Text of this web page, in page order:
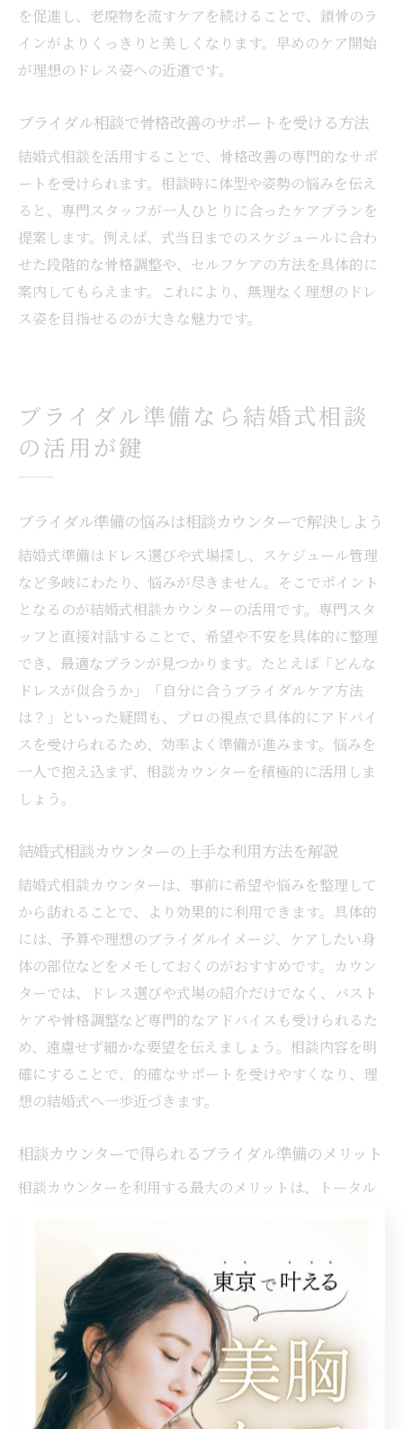
を促進し、老廃物を流すケアを続けることで、鎖骨のラ
インがよりくっきりと美しくなります。早めのケア開始
が理想のドレス姿への近道です。
ブライダル相談で骨格改善のサポートを受ける方法
結婚式相談を活用することで、骨格改善の専門的なサポ
ートを受けられます。相談時に体型や姿勢の悩みを伝え
ると、専門スタッフが一人ひとりに合ったケアプランを
提案します。例えば、式当日までのスケジュールに合わ
せた段階的な骨格調整や、セルフケアの方法を具体的に
案内してもらえます。これにより、無理なく理想のドレ
ス姿を目指せるのが大きな魅力です。
ブライダル準備なら結婚式相談
の活用が鍵
ブライダル準備の悩みは相談カウンターで解決しよう
結婚式準備はドレス選びや式場探し、スケジュール管理
など多岐にわたり、悩みが尽きません。そこでポイント
となるのが結婚式相談カウンターの活用です。専門スタ
ッフと直接対話することで、希望や不安を具体的に整理
でき、最適なプランが見つかります。たとえば「どんな
ドレスが似合うか」「自分に合うブライダルケア方法
は？」といった疑問も、プロの視点で具体的にアドバイ
スを受けられるため、効率よく準備が進みます。悩みを
一人で抱え込まず、相談カウンターを積極的に活用しま
しょう。
結婚式相談カウンターの上手な利用方法を解説
結婚式相談カウンターは、事前に希望や悩みを整理して
から訪れることで、より効果的に利用できます。具体的
には、予算や理想のブライダルイメージ、ケアしたい身
体の部位などをメモしておくのがおすすめです。カウン
ターでは、ドレス選びや式場の紹介だけでなく、バスト
ケアや骨格調整など専門的なアドバイスも受けられるた
め、遠慮せず細かな要望を伝えましょう。相談内容を明
確にすることで、的確なサポートを受けやすくなり、理
想の結婚式へ一歩近づきます。
相談カウンターで得られるブライダル準備のメリット
相談カウンターを利用する最大のメリットは、トータル
いった身体づくりまで包括的に相談できるのが特徴で
す。実際に、当店ではバストケアはもちろん骨格から整
えていくので、鎖骨なども美しく仕上がります。一人ひ
とりの体型や悩みに合わせたアドバイスが受けられるた
め、自分だけのオーダーメイドな準備が叶います。